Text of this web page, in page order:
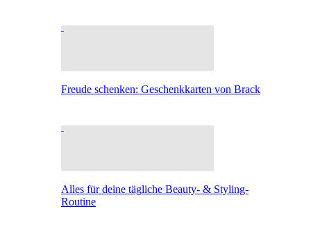
Freude schenken: Geschenkkarten von Brack
Alles für deine tägliche Beauty- & Styling-
Routine